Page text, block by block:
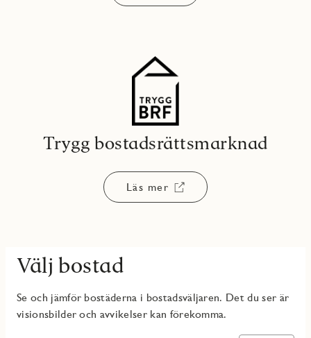
Trygg bostadsrättsmarknad
Läs mer
Välj bostad
Se och jämför bostäderna i bostadsväljaren. Det du ser är
visionsbilder och avvikelser kan förekomma.